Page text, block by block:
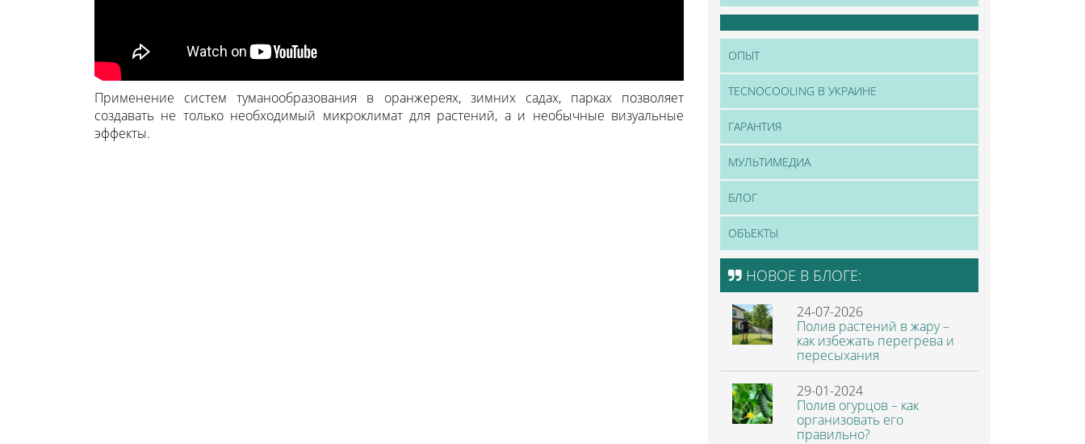
Применение систем туманообразования в оранжереях, зимних садах, парках позволяет
создавать не только необходимый микроклимат для растений, а и необычные визуальные
эффекты.
ОПЫТ
TECNOCOOLING В УКРАИНЕ
ГАРАНТИЯ
МУЛЬТИМЕДИА
БЛОГ
ОБЪЕКТЫ
НОВОЕ В БЛОГЕ:
24-07-2026
Полив растений в жару –
как избежать перегрева и
пересыхания
29-01-2024
Полив огурцов – как
организовать его
правильно?